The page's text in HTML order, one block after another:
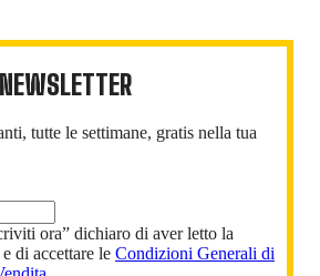
tutte le settimane, gratis nella tua
ora” dichiaro di aver letto la
e di accettare le Condizioni Generali di